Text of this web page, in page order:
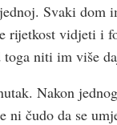
Svaki
rijetkost vidjeti i
niti im više
Nakon
ni čudo da se